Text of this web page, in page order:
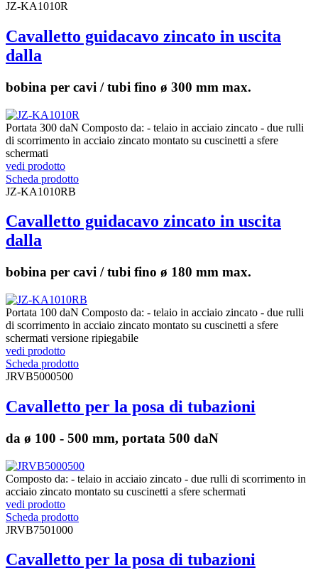
JZ-KA1010R
Cavalletto guidacavo zincato in uscita
dalla
bobina per cavi / tubi fino ø 300 mm max.
Portata 300 daN Composto da: - telaio in acciaio zincato - due rulli
di scorrimento in acciaio zincato montato su cuscinetti a sfere
schermati
vedi prodotto
Scheda prodotto
JZ-KA1010RB
Cavalletto guidacavo zincato in uscita
dalla
bobina per cavi / tubi fino ø 180 mm max.
Portata 100 daN Composto da: - telaio in acciaio zincato - due rulli
di scorrimento in acciaio zincato montato su cuscinetti a sfere
schermati versione ripiegabile
vedi prodotto
Scheda prodotto
JRVB5000500
Cavalletto per la posa di tubazioni
da ø 100 - 500 mm, portata 500 daN
Composto da: - telaio in acciaio zincato - due rulli di scorrimento in
acciaio zincato montato su cuscinetti a sfere schermati
vedi prodotto
Scheda prodotto
JRVB7501000
Cavalletto per la posa di tubazioni